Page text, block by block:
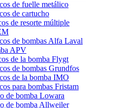
de fuelle metálico
de cartucho
de resorte múltiple
de bombas Alfa Laval
APV
de la bomba Flygt
de bombas Grundfos
de la bomba IMO
para bombas Fristam
de bomba Lowara
de bomba Allweiler